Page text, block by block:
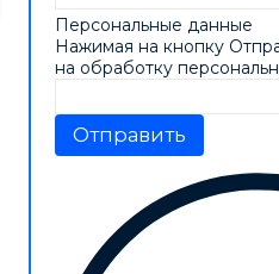
Персональные данные
Нажимая на кнопку
на обработку
Отправить